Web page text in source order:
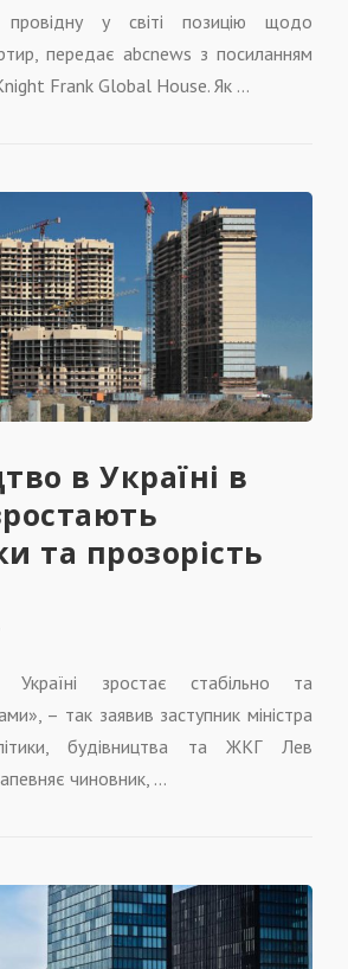
провідну у світі позицію щодо
передає abcnews з посиланням
Frank Global House. Як …
в Україні в
та прозорість
Україні зростає стабільно та
– так заявив заступник міністра
будівництва та ЖКГ Лев
чиновник, …